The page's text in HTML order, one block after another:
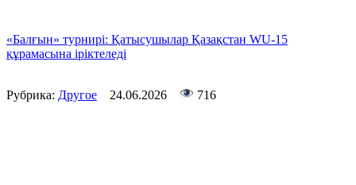
«Балғын» турнирі: Қатысушылар Қазақстан WU-15
құрамасына іріктеледі
Рубрика: Другое 24.06.2026 716